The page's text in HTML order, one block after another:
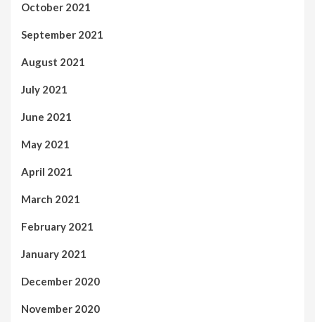
October 2021
September 2021
August 2021
July 2021
June 2021
May 2021
April 2021
March 2021
February 2021
January 2021
December 2020
November 2020